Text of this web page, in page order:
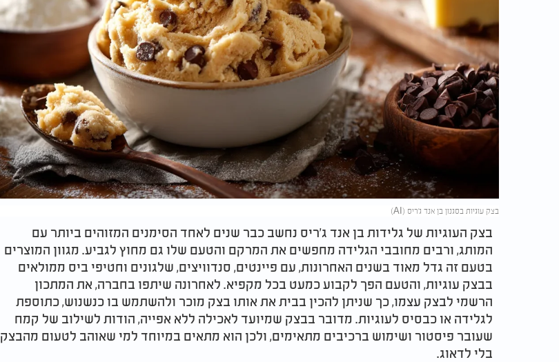
בצק עוגיות בסגנון בן אנד ג'ריס (AI)
בצק העוגיות של גלידות בן אנד ג'ריס נחשב כבר שנים לאחד הסימנים המזוהים ביותר עם
המותג, ורבים מחובבי הגלידה מחפשים את המרקם והטעם שלו גם מחוץ לגביע. מגוון המוצרים
בטעם זה גדל מאוד בשנים האחרונות, עם פיינטים, סנדוויצים, שלגונים וחטיפי ביס ממולאים
בבצק עוגיות, והטעם הפך לקבוע כמעט בכל מקפיא. לאחרונה שיתפו בחברה, את המתכון
הרשמי לבצק עצמו, כך שניתן להכין בבית את אותו בצק מוכר ולהשתמש בו כנשנוש, כתוספת
לגלידה או כבסיס לעוגיות. מדובר בבצק שמיועד לאכילה ללא אפייה, הודות לשילוב של קמח
שעובר פיסטור ושימוש ברכיבים מתאימים, ולכן הוא מתאים במיוחד למי שאוהב לטעום מהבצק
בלי לדאוג.​